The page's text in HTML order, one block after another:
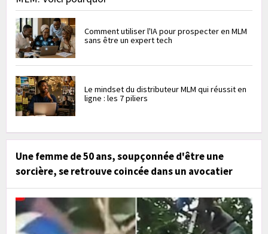
Comment utiliser l'IA pour prospecter en MLM
sans être un expert tech
Le mindset du distributeur MLM qui réussit en
ligne : les 7 piliers
Une femme de 50 ans, soupçonnée d'être une
sorcière, se retrouve coincée dans un avocatier